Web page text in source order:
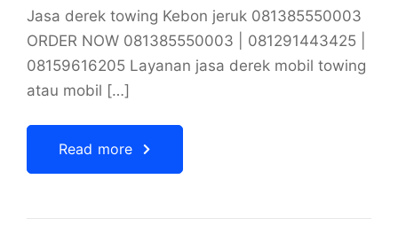
Jasa derek towing Kebon jeruk 081385550003
ORDER NOW 081385550003 | 081291443425 |
08159616205 Layanan jasa derek mobil towing
atau mobil […]
Read more